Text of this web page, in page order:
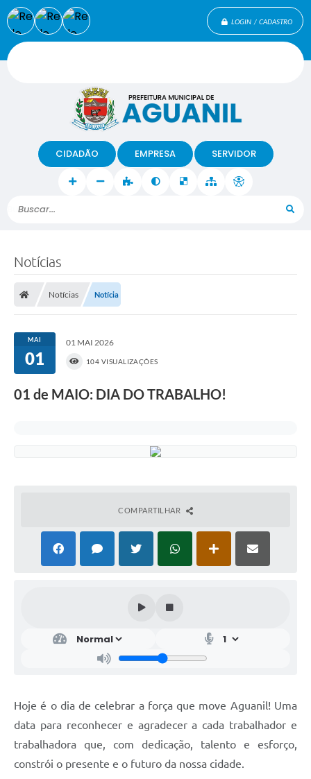
LOGIN / CADASTRO
Buscar...
CIDADÃO EMPRESA SERVIDOR
Notícias
Notícias Notícia
MAI
01
01 MAI 2026
104 VISUALIZAÇÕES
01 de MAIO: DIA DO TRABALHO!
COMPARTILHAR
Hoje é o dia de celebrar a força que move Aguanil! Uma
data para reconhecer e agradecer a cada trabalhador e
trabalhadora que, com dedicação, talento e esforço,
constrói o presente e o futuro da nossa cidade.